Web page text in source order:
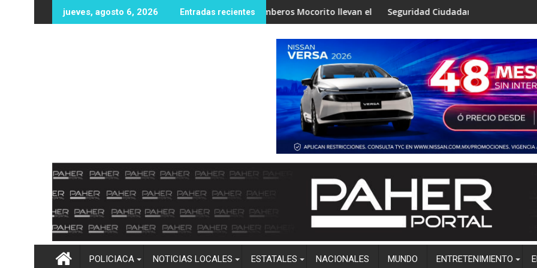
al
jueves, agosto 6, 2026 Entradas recientes
millones de dólares en recompensas por líderes del CJNG
Protección Civil y Bomberos Mocorito llevan el programa “Aprende a No Quemarte” a niños de
Seguridad Ciudadana de Salvador Alvarado
POLICIACA NOTICIAS LOCALES ESTATALES NACIONALES MUNDO ENTRETENIMIENTO